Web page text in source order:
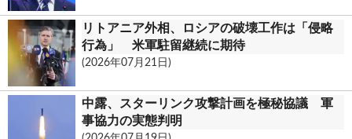
リトアニア外相、ロシアの破壊工作は「侵略
行為」 米軍駐留継続に期待
(2026年07月21日)
中露、スターリンク攻撃計画を極秘協議 軍
事協力の実態判明